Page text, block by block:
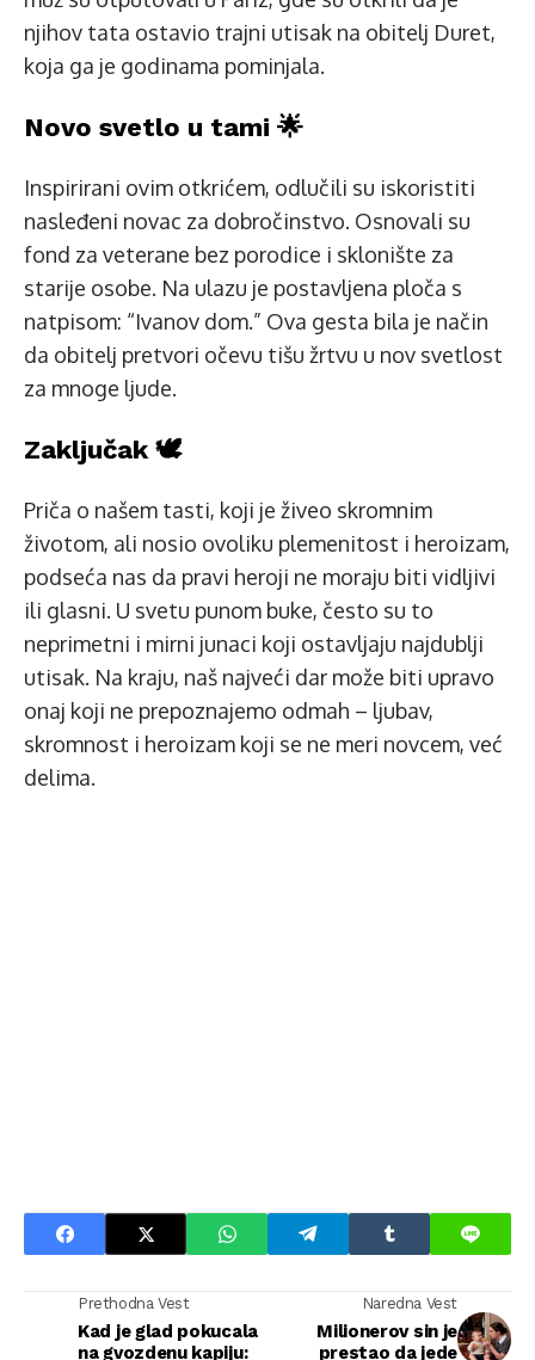
njihov tata ostavio trajni utisak na obitelj Duret,
koja ga je godinama pominjala.
Novo svetlo u tami 🌟
Inspirirani ovim otkrićem, odlučili su iskoristiti
nasleđeni novac za dobročinstvo. Osnovali su
fond za veterane bez porodice i sklonište za
starije osobe. Na ulazu je postavljena ploča s
natpisom: “Ivanov dom.” Ova gesta bila je način
da obitelj pretvori očevu tišu žrtvu u nov svetlost
za mnoge ljude.
Zaključak 🕊️
Priča o našem tasti, koji je živeo skromnim
životom, ali nosio ovoliku plemenitost i heroizam,
podseća nas da pravi heroji ne moraju biti vidljivi
ili glasni. U svetu punom buke, često su to
neprimetni i mirni junaci koji ostavljaju najdublji
utisak. Na kraju, naš najveći dar može biti upravo
onaj koji ne prepoznajemo odmah – ljubav,
skromnost i heroizam koji se ne meri novcem, već
delima.
Prethodna Vest
Kad je glad pokucala
na gvozdenu kapiju:
Naredna Vest
Milionerov sin je
prestao da jede